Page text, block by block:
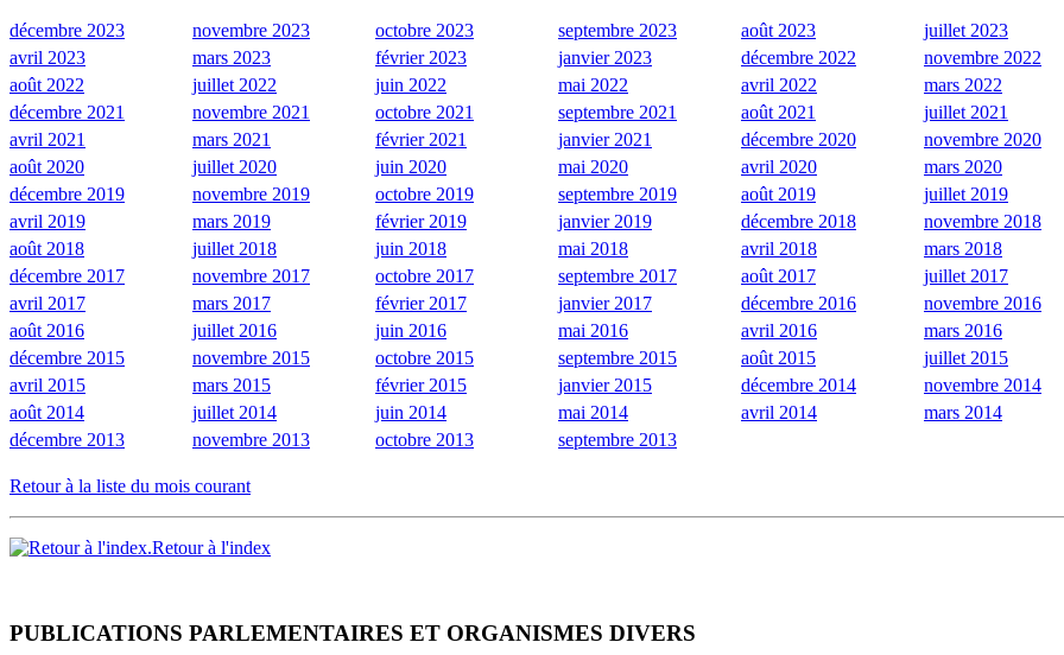
décembre 2023 novembre 2023 octobre 2023 septembre 2023 août 2023
juillet 2023
avril 2023
mars 2023 février 2023 janvier 2023 décembre 2022
novembre 2022
août 2022
juillet 2022 juin 2022 mai 2022 avril 2022
mars 2022
décembre 2021
novembre 2021 octobre 2021 septembre 2021 août 2021
juillet 2021
avril 2021
mars 2021 février 2021 janvier 2021 décembre 2020
novembre 2020
août 2020
juillet 2020 juin 2020 mai 2020 avril 2020
mars 2020
décembre 2019
novembre 2019 octobre 2019 septembre 2019 août 2019
juillet 2019
avril 2019
mars 2019 février 2019 janvier 2019 décembre 2018
novembre 2018
août 2018
juillet 2018 juin 2018 mai 2018 avril 2018
mars 2018
décembre 2017
novembre 2017 octobre 2017 septembre 2017 août 2017
juillet 2017
avril 2017
mars 2017 février 2017 janvier 2017 décembre 2016
novembre 2016
août 2016
juillet 2016 juin 2016 mai 2016 avril 2016
mars 2016
décembre 2015
novembre 2015 octobre 2015 septembre 2015 août 2015
juillet 2015
avril 2015
mars 2015 février 2015 janvier 2015 décembre 2014
novembre 2014
août 2014
juillet 2014 juin 2014 mai 2014 avril 2014
mars 2014
décembre 2013
novembre 2013 octobre 2013 septembre 2013
Retour à la liste du mois courant
Retour à l'index
PUBLICATIONS PARLEMENTAIRES ET ORGANISMES DIVERS